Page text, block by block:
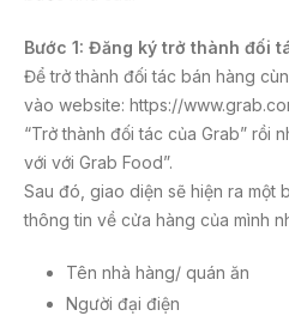
Bước 1: Đăng ký trở thành đối
Để trở thành đối tác bán hàng
vào website: https://
“Trở thành đối tác của Grab” rồi
với với Grab Food”.
Sau đó, giao diện sẽ hiện ra một
thông tin về cửa hàng của mình
Tên nhà hàng/ quán ăn
Người đại điện